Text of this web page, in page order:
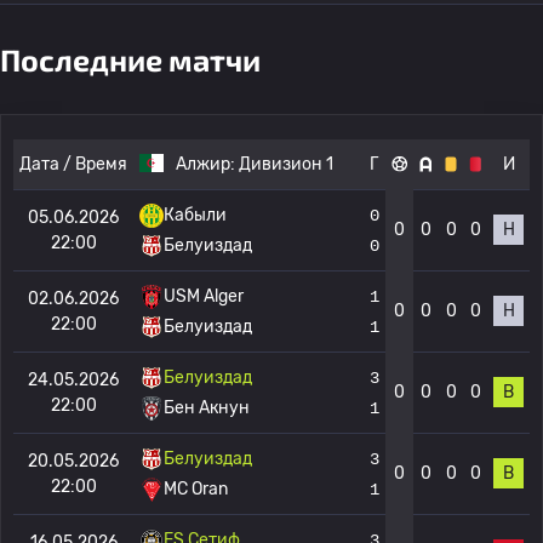
Последние матчи
Дата / Время Алжир: Дивизион 1 Г И
05.06.2026
22:00
Кабыли
Белуиздад
0
0
0 0 0 0 Н
02.06.2026
22:00
USM Alger
Белуиздад
1
1
0 0 0 0 Н
24.05.2026
22:00
Белуиздад
Бен Акнун
3
1
0 0 0 0 В
20.05.2026
22:00
Белуиздад
MC Oran
3
1
0 0 0 0 В